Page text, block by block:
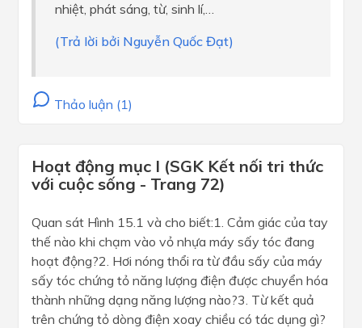
nhiệt, phát sáng, từ, sinh lí,…
(Trả lời bởi Nguyễn Quốc Đạt)
Thảo luận (1)
Hoạt động mục I (SGK Kết nối tri thức
với cuộc sống - Trang 72)
Quan sát Hình 15.1 và cho biết:1. Cảm giác của tay
thế nào khi chạm vào vỏ nhựa máy sấy tóc đang
hoạt động?2. Hơi nóng thổi ra từ đầu sấy của máy
sấy tóc chứng tỏ năng lượng điện được chuyển hóa
thành những dạng năng lượng nào?3. Từ kết quả
trên chứng tỏ dòng điện xoay chiều có tác dụng gì?